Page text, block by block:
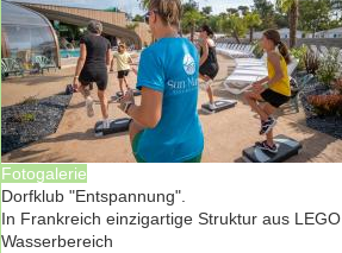
Fotogalerie
Dorfklub "Entspannung".
In Frankreich einzigartige Struktur aus LEGO
Wasserbereich